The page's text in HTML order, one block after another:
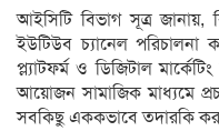
আইসিটি বিভাগ সূত্র
ইউটিউব চ্যানেল পরিচালনা
প্ল্যাটফর্ম ও ডিজিটাল
আয়োজন সামাজিক মাধ্যমে
সবকিছু এককভাবে তদারকি